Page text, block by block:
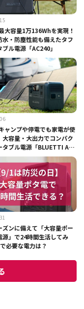
大容量1万136Whを実現！
・防塵性能も備えたタフ
ブル電源「AC240」
キャンプや停電でも家電が使
容量・大出力でコンパク
タブル電源「BLUETTI AC7
売
ズンに備えて「大容量ポー
源」で24時間生活してみ
必要な電力は？